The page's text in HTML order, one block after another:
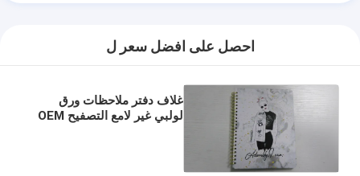
احصل على افضل سعر ل
غلاف دفتر ملاحظات ورق
لولبي غير لامع التصفيح OEM